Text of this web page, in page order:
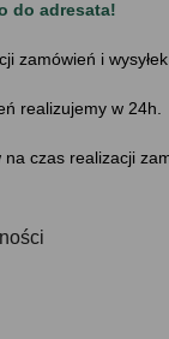
do adresata!
zamówień i
realizujemy w 24h.
na czas realizacji